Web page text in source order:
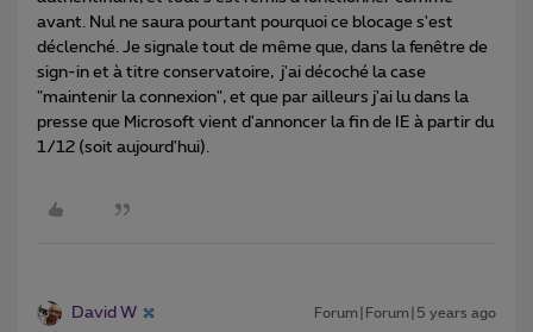
avant. Nul ne saura pourtant pourquoi ce blocage s'est
déclenché. Je signale tout de même que, dans la fenêtre de
sign-in et à titre conservatoire, j'ai décoché la case
"maintenir la connexion", et que par ailleurs j'ai lu dans la
presse que Microsoft vient d'annoncer la fin de IE à partir du
1/12 (soit aujourd'hui).
David W Forum|Forum|5 years ago